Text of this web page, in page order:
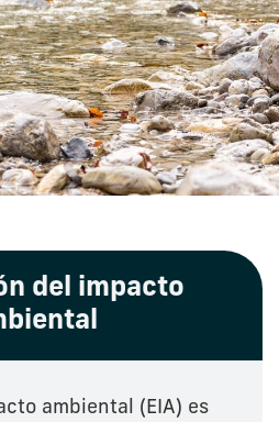
del impacto
ambiental (EIA) es